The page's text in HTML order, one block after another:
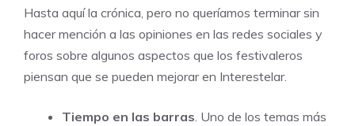
Hasta aquí la crónica, pero no queríamos terminar sin
hacer mención a las opiniones en las redes sociales y
foros sobre algunos aspectos que los festivaleros
piensan que se pueden mejorar en Interestelar.
Tiempo en las barras. Uno de los temas más